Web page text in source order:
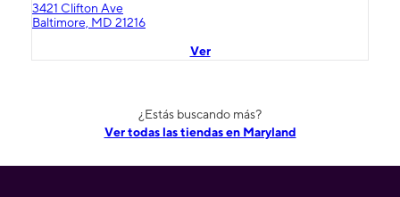
3421 Clifton Ave
Baltimore, MD 21216
Ver
¿Estás buscando más?
Ver todas las tiendas en Maryland